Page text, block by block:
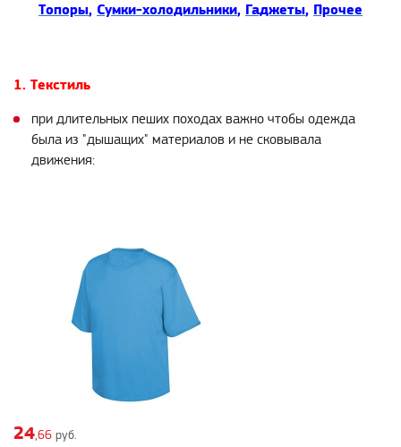
Топоры, Сумки-холодильники, Гаджеты, Прочее
1. Текстиль
при длительных пеших походах важно чтобы одежда
была из "дышащих" материалов и не сковывала
движения:
24 ,66 руб.